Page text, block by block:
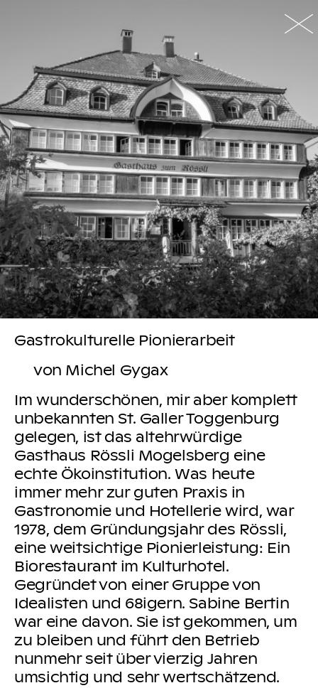
Gastrokulturelle Pionierarbeit
von Michel Gygax
Im wunderschönen, mir aber komplett
unbekannten St. Galler Toggenburg
gelegen, ist das altehrwürdige
Gasthaus Rössli Mogelsberg eine
echte Ökoinstitution. Was heute
immer mehr zur guten Praxis in
Gastronomie und Hotellerie wird, war
1978, dem Gründungsjahr des Rössli,
eine weitsichtige Pionierleistung: Ein
Biorestaurant im Kulturhotel.
Gegründet von einer Gruppe von
Idealisten und 68igern. Sabine Bertin
war eine davon. Sie ist gekommen, um
zu bleiben und führt den Betrieb
nunmehr seit über vierzig Jahren
umsichtig und sehr wertschätzend.